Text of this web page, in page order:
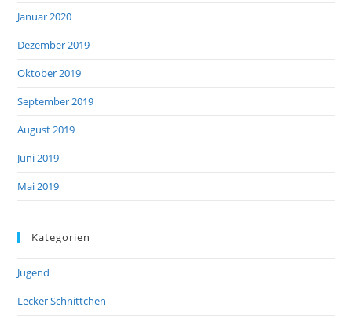
Januar 2020
Dezember 2019
Oktober 2019
September 2019
August 2019
Juni 2019
Mai 2019
Kategorien
Jugend
Lecker Schnittchen